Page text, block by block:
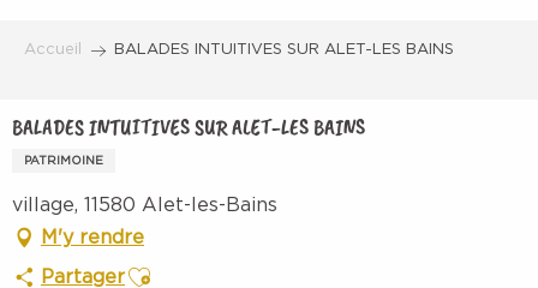
Accueil BALADES INTUITIVES SUR ALET-LES BAINS
BALADES INTUITIVES SUR ALET-LES BAINS
PATRIMOINE
village, 11580 Alet-les-Bains
M'y rendre
PartagerAjouter aux favoris